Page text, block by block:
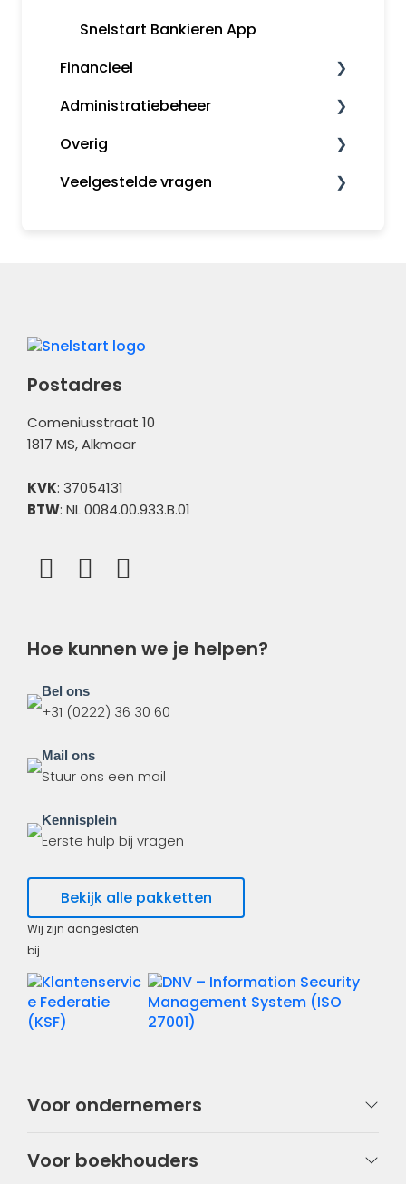
Snelstart Bankieren App
Financieel
Fiscaal
Rapporten
Administratiebeheer
Administratiebeheer
Gebruikers en rechten
Overig
MijnSnelStart
Veelgestelde vragen
Postadres
Comeniusstraat 10
1817 MS, Alkmaar
KVK: 37054131
BTW: NL 0084.00.933.B.01
Hoe kunnen we je helpen?
Bel ons
+31 (0222) 36 30 60
Mail ons
Stuur ons een mail
Kennisplein
Eerste hulp bij vragen
Bekijk alle pakketten
Wij zijn aangesloten
bij
Voor ondernemers
Voor boekhouders